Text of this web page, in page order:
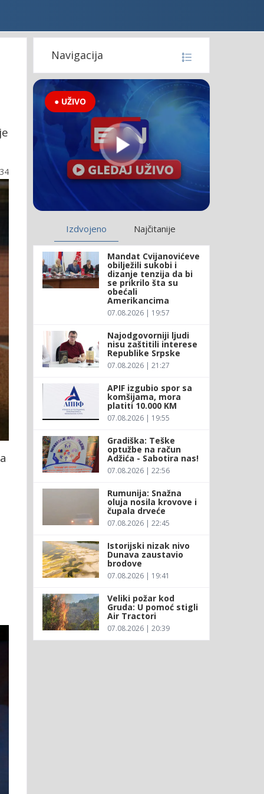
Navigacija
● UŽIVO
Izdvojeno Najčitanije
Mandat Cvijanovićeve
obilježili sukobi i
dizanje tenzija da bi
se prikrilo šta su
obećali
Amerikancima
07.08.2026 | 19:57
Najodgovorniji ljudi
nisu zaštitili interese
Republike Srpske
07.08.2026 | 21:27
APIF izgubio spor sa
komšijama, mora
platiti 10.000 KM
07.08.2026 | 19:55
Gradiška: Teške
optužbe na račun
Adžića - Sabotira nas!
07.08.2026 | 22:56
Rumunija: Snažna
oluja nosila krovove i
čupala drveće
07.08.2026 | 22:45
Istorijski nizak nivo
Dunava zaustavio
brodove
07.08.2026 | 19:41
Veliki požar kod
Gruda: U pomoć stigli
Air Tractori
07.08.2026 | 20:39